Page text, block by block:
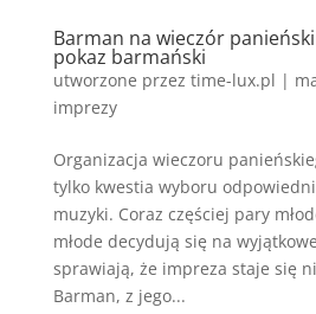
Barman na wieczór panieński
pokaz barmański
utworzone przez time-lux.pl |
imprezy
Organizacja wieczoru
tylko kwestia wyboru
muzyki. Coraz częściej pary
młode decydują się na
sprawiają, że impreza staje się
Barman, z jego...